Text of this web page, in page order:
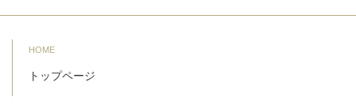
HOME
トップページ